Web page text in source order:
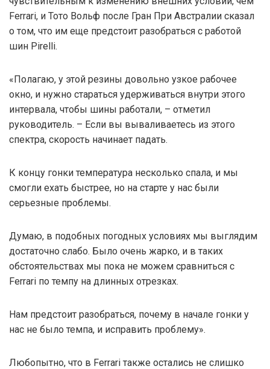
Ferrari, и Тото Вольф после Гран При Австралии сказал
о том, что им еще предстоит разобраться с работой
шин Pirelli.
«Полагаю, у этой резины довольно узкое рабочее
окно, и нужно стараться удерживаться внутри этого
интервала, чтобы шины работали, – отметил
руководитель. – Если вы вываливаетесь из этого
спектра, скорость начинает падать.
К концу гонки температура несколько спала, и мы
смогли ехать быстрее, но на старте у нас были
серьезные проблемы.
Думаю, в подобных погодных условиях мы выглядим
достаточно слабо. Было очень жарко, и в таких
обстоятельствах мы пока не можем сравниться с
Ferrari по темпу на длинных отрезках.
Нам предстоит разобраться, почему в начале гонки у
нас не было темпа, и исправить проблему».
Любопытно, что в Ferrari также остались не слишко